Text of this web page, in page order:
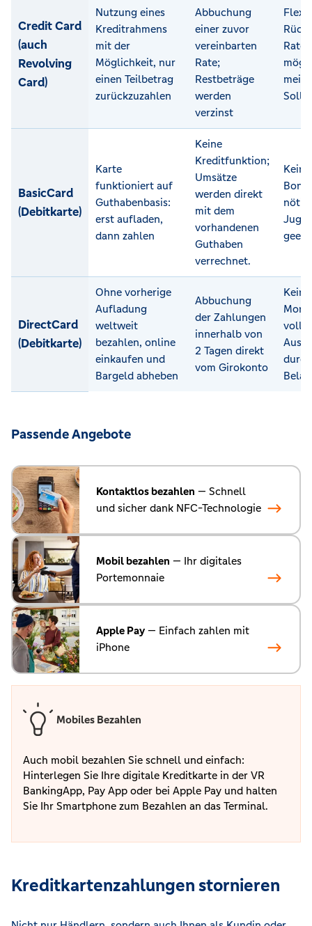
Credit Card
(auch
Revolving
Card)
Nutzung eines
Kreditrahmens
mit der
Möglichkeit, nur
einen Teilbetrag
zurückzuzahlen
Abbuchung
einer zuvor
vereinbarten
Rate;
Restbeträge
werden
verzinst
BasicCard
(Debitkarte)
Karte
funktioniert auf
Guthabenbasis:
erst aufladen,
dann zahlen
Keine
Kreditfunktion;
Umsätze
werden direkt
mit dem
vorhandenen
Guthaben
verrechnet.
Keine
DirectCard
(Debitkarte)
Ohne vorherige
Aufladung
weltweit
bezahlen, online
einkaufen und
Bargeld abheben
Abbuchung
der Zahlungen
innerhalb von
2 Tagen direkt
vom Girokonto
Keine
volle
Passende Angebote
Kontaktlos bezahlen — Schnell
und sicher dank NFC-Technologie
Mobil bezahlen — Ihr digitales
Portemonnaie
Apple Pay — Einfach zahlen mit
iPhone
Mobiles Bezahlen
Auch mobil bezahlen Sie schnell und einfach:
Hinterlegen Sie Ihre digitale Kreditkarte in der VR
BankingApp, Pay App oder bei Apple Pay und halten
Sie Ihr Smartphone zum Bezahlen an das Terminal.
Kreditkartenzahlungen stornieren